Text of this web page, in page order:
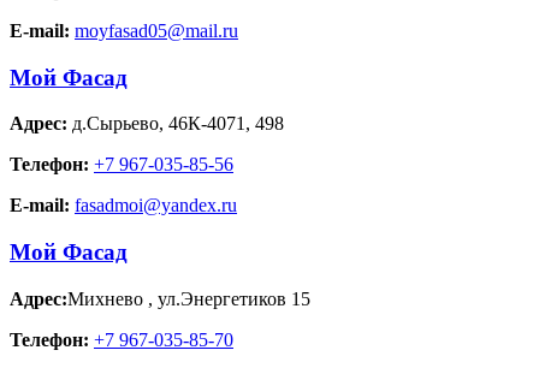
E-mail: moyfasad05@mail.ru
Мой Фасад
Адрес: д.Сырьево, 46К-4071, 498
Телефон: +7 967-035-85-56
E-mail: fasadmoi@yandex.ru
Мой Фасад
Адрес:Михнево , ул.Энергетиков 15
Телефон: +7 967-035-85-70